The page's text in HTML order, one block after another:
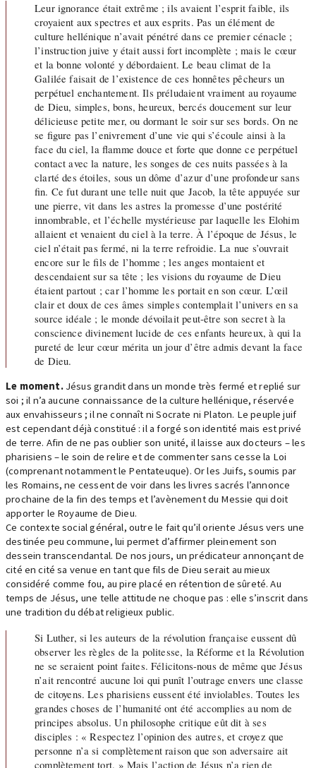
Leur ignorance était extrême ; ils avaient l’esprit faible, ils
croyaient aux spectres et aux esprits. Pas un élément de
culture hellénique n’avait pénétré dans ce premier cénacle ;
l’instruction juive y était aussi fort incomplète ; mais le cœur
et la bonne volonté y débordaient. Le beau climat de la
Galilée faisait de l’existence de ces honnêtes pêcheurs un
perpétuel enchantement. Ils préludaient vraiment au royaume
de Dieu, simples, bons, heureux, bercés doucement sur leur
délicieuse petite mer, ou dormant le soir sur ses bords. On ne
se figure pas l’enivrement d’une vie qui s’écoule ainsi à la
face du ciel, la flamme douce et forte que donne ce perpétuel
contact avec la nature, les songes de ces nuits passées à la
clarté des étoiles, sous un dôme d’azur d’une profondeur sans
fin. Ce fut durant une telle nuit que Jacob, la tête appuyée sur
une pierre, vit dans les astres la promesse d’une postérité
innombrable, et l’échelle mystérieuse par laquelle les Elohim
allaient et venaient du ciel à la terre. À l’époque de Jésus, le
ciel n’était pas fermé, ni la terre refroidie. La nue s’ouvrait
encore sur le fils de l’homme ; les anges montaient et
descendaient sur sa tête ; les visions du royaume de Dieu
étaient partout ; car l’homme les portait en son cœur. L’œil
clair et doux de ces âmes simples contemplait l’univers en sa
source idéale ; le monde dévoilait peut-être son secret à la
conscience divinement lucide de ces enfants heureux, à qui la
pureté de leur cœur mérita un jour d’être admis devant la face
de Dieu.
Le moment.Jésus grandit dans un monde très fermé et replié sur
soi ; il n’a aucune connaissance de la culture hellénique, réservée
aux envahisseurs ; il ne connaît ni Socrate ni Platon. Le peuple juif
est cependant déjà constitué : il a forgé son identité mais est privé
de terre. Afin de ne pas oublier son unité, il laisse aux docteurs – les
pharisiens – le soin de relire et de commenter sans cesse la Loi
(comprenant notamment le Pentateuque). Or les Juifs, soumis par
les Romains, ne cessent de voir dans les livres sacrés l’annonce
prochaine de la fin des temps et l’avènement du Messie qui doit
apporter le Royaume de Dieu.
Ce contexte social général, outre le fait qu’il oriente Jésus vers une
destinée peu commune, lui permet d’affirmer pleinement son
dessein transcendantal. De nos jours, un prédicateur annonçant de
cité en cité sa venue en tant que fils de Dieu serait au mieux
considéré comme fou, au pire placé en rétention de sûreté. Au
temps de Jésus, une telle attitude ne choque pas : elle s’inscrit dans
une tradition du débat religieux public.
Si Luther, si les auteurs de la révolution française eussent dû
observer les règles de la politesse, la Réforme et la Révolution
ne se seraient point faites. Félicitons-nous de même que Jésus
n’ait rencontré aucune loi qui punît l’outrage envers une classe
de citoyens. Les pharisiens eussent été inviolables. Toutes les
grandes choses de l’humanité ont été accomplies au nom de
principes absolus. Un philosophe critique eût dit à ses
disciples : « Respectez l’opinion des autres, et croyez que
personne n’a si complètement raison que son adversaire ait
complètement tort. » Mais l’action de Jésus n’a rien de